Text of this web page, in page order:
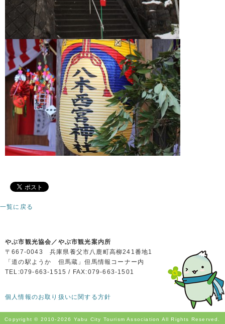
一覧に戻る
やぶ市観光協会／やぶ市観光案内所
〒667-0043 兵庫県養父市八鹿町高柳241番地1
「道の駅ようか 但馬蔵」但馬情報コーナー内
TEL:079-663-1515 / FAX:079-663-1501
個人情報のお取り扱いに関する方針
Copyright © 2010-2026 Yabu City Tourism Association All Rights Reserved.